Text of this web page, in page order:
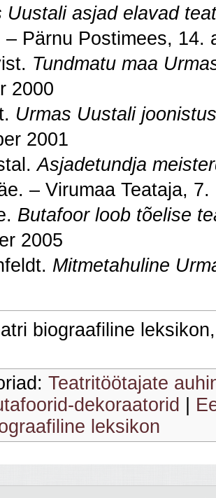
Uustali asjad elavad
– Pärnu Postimees, 14.
Tundmatu maa
2000
Urmas Uustali
2001
Asjadetundja
– Virumaa Teataja,
Butafoor loob tõelise
2005
Mitmetahuline
biograafiline
Teatritöötajate
dekoraatorid
leksikon